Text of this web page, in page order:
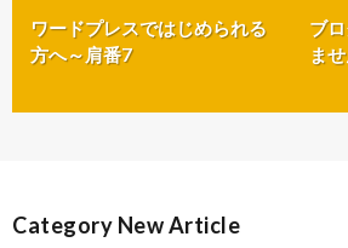
ワードプレスではじめられる
方へ～肩番7
ブ
ま
Category New Article